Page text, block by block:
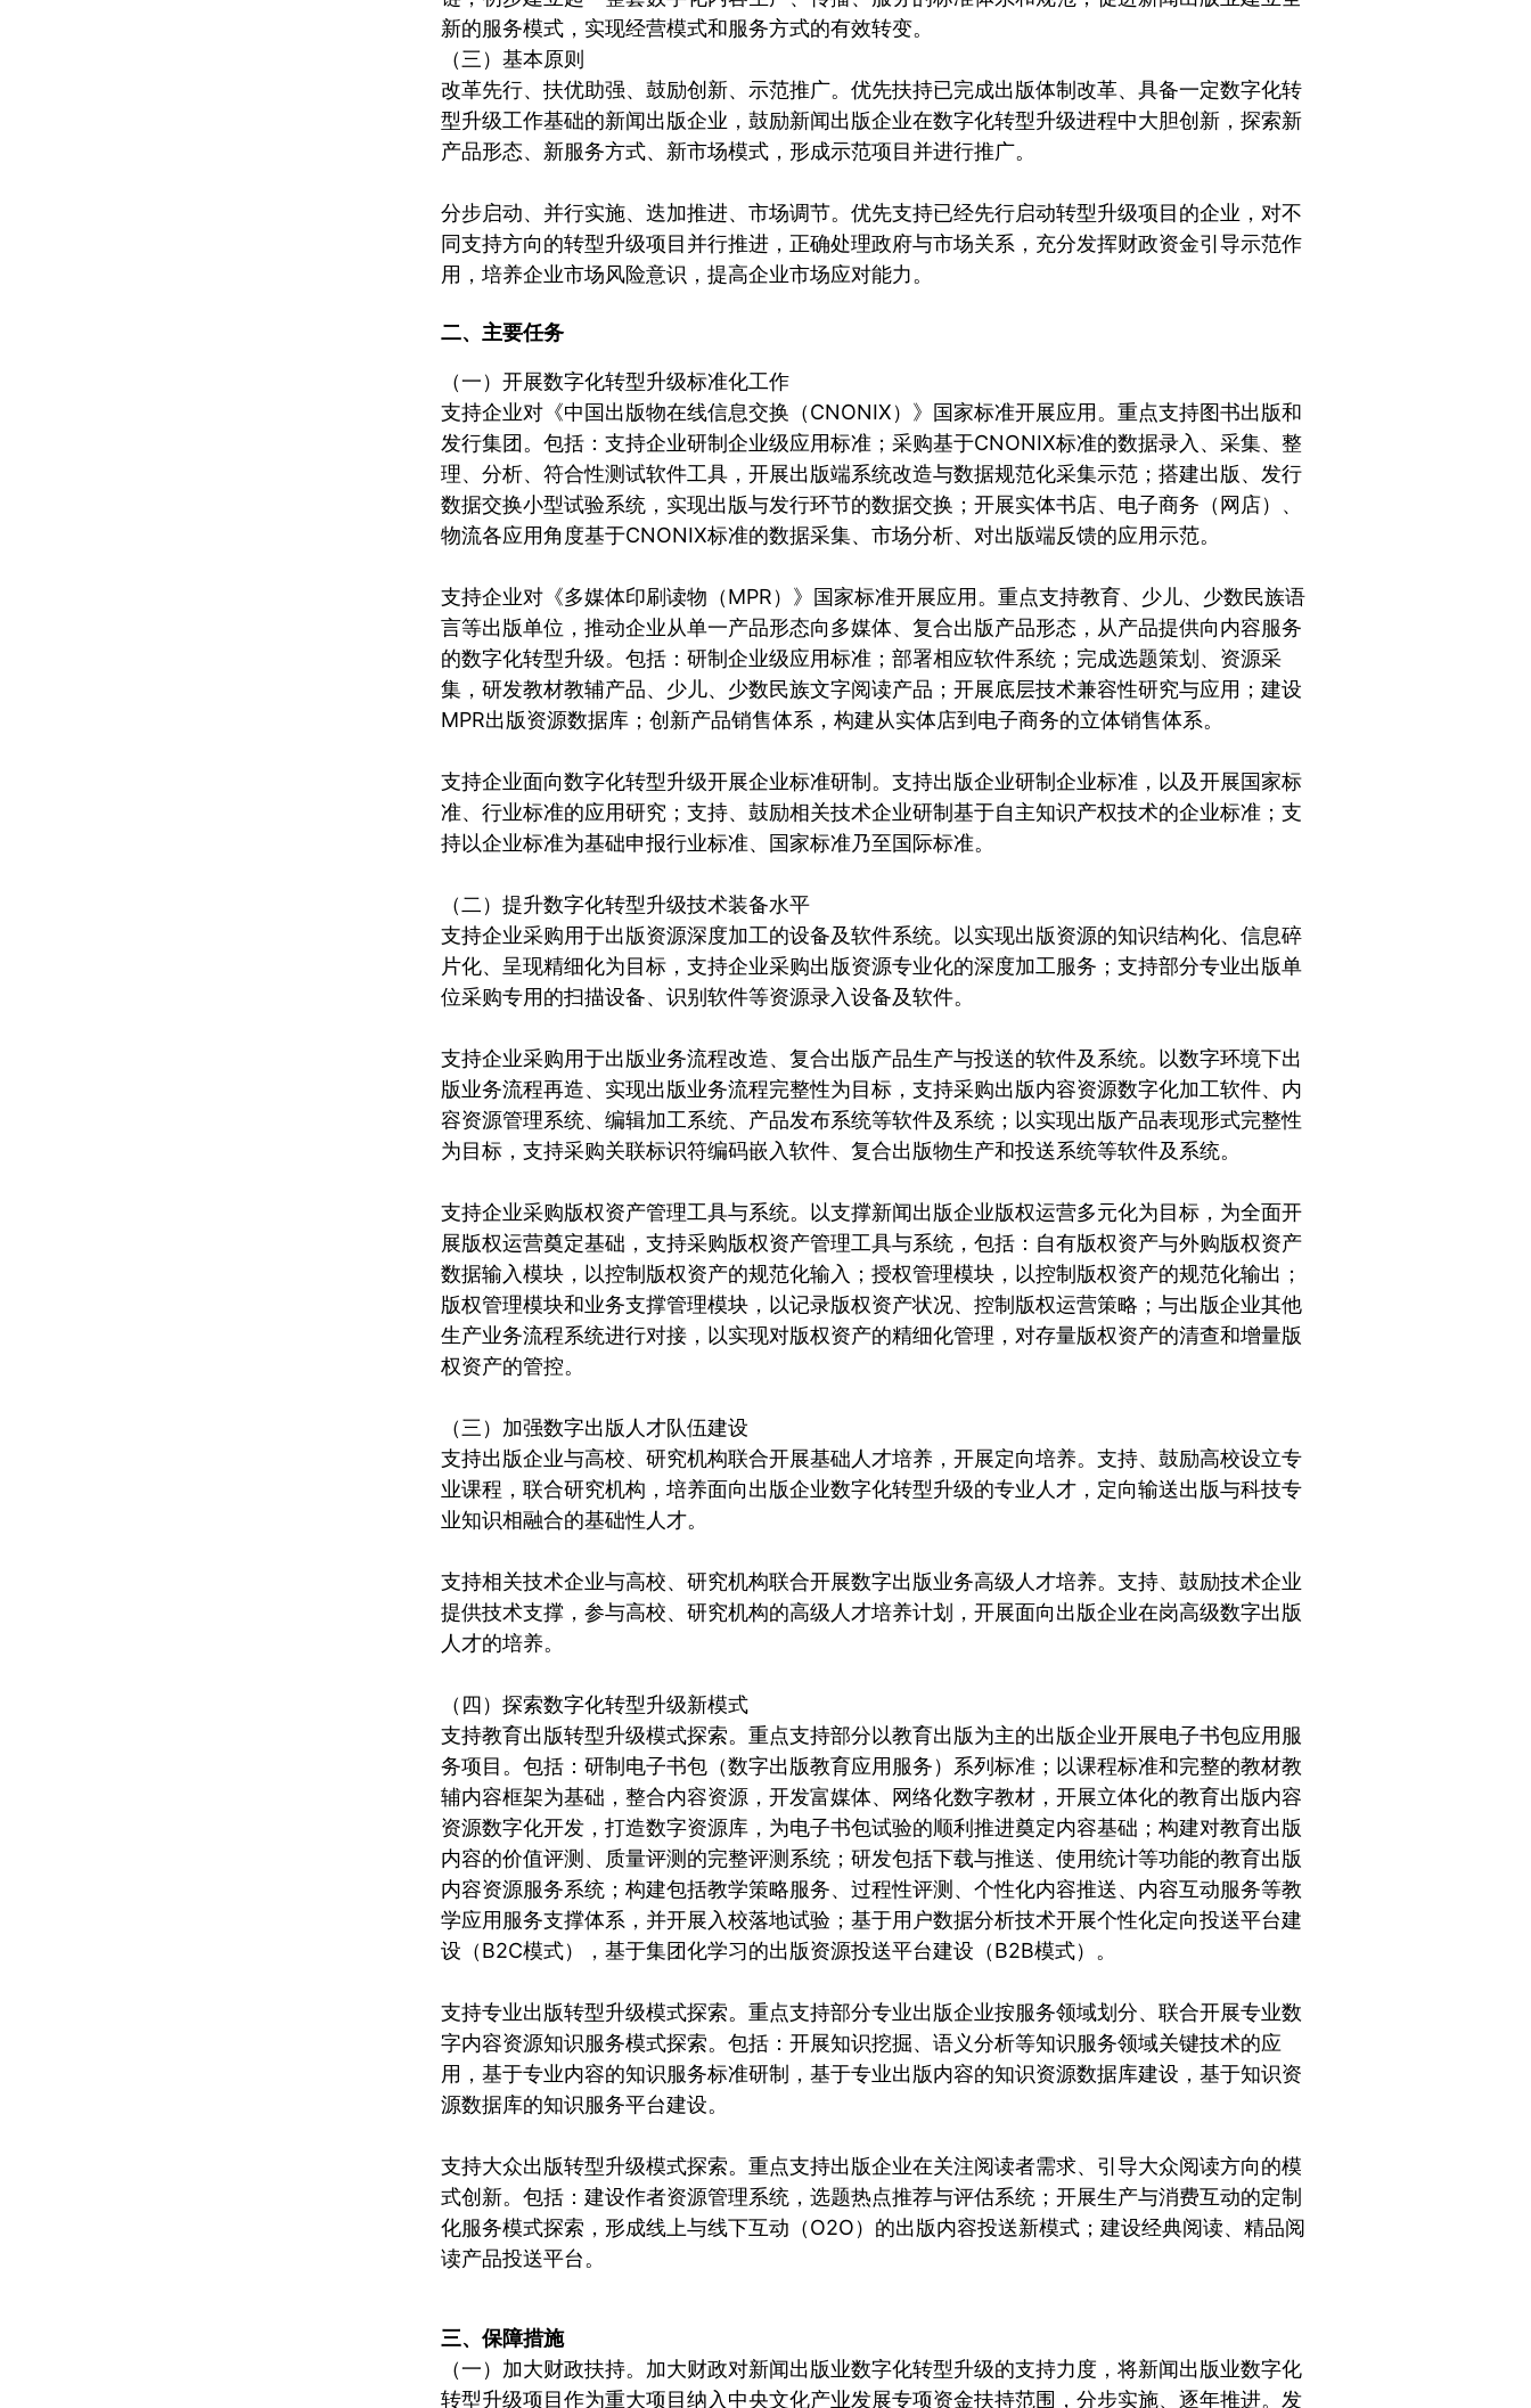
新的服务模式，实现经营模式和服务方式的有效转变。
（三）基本原则
改革先行、扶优助强、鼓励创新、示范推广。优先扶持已完成出版体制改革、具备一定数字化转
型升级工作基础的新闻出版企业，鼓励新闻出版企业在数字化转型升级进程中大胆创新，探索新
产品形态、新服务方式、新市场模式，形成示范项目并进行推广。
分步启动、并行实施、迭加推进、市场调节。优先支持已经先行启动转型升级项目的企业，对不
同支持方向的转型升级项目并行推进，正确处理政府与市场关系，充分发挥财政资金引导示范作
用，培养企业市场风险意识，提高企业市场应对能力。
二、主要任务
（一）开展数字化转型升级标准化工作
支持企业对《中国出版物在线信息交换（CNONIX）》国家标准开展应用。重点支持图书出版和
发行集团。包括：支持企业研制企业级应用标准；采购基于CNONIX标准的数据录入、采集、整
理、分析、符合性测试软件工具，开展出版端系统改造与数据规范化采集示范；搭建出版、发行
数据交换小型试验系统，实现出版与发行环节的数据交换；开展实体书店、电子商务（网店）、
物流各应用角度基于CNONIX标准的数据采集、市场分析、对出版端反馈的应用示范。
支持企业对《多媒体印刷读物（MPR）》国家标准开展应用。重点支持教育、少儿、少数民族语
言等出版单位，推动企业从单一产品形态向多媒体、复合出版产品形态，从产品提供向内容服务
的数字化转型升级。包括：研制企业级应用标准；部署相应软件系统；完成选题策划、资源采
集，研发教材教辅产品、少儿、少数民族文字阅读产品；开展底层技术兼容性研究与应用；建设
MPR出版资源数据库；创新产品销售体系，构建从实体店到电子商务的立体销售体系。
支持企业面向数字化转型升级开展企业标准研制。支持出版企业研制企业标准，以及开展国家标
准、行业标准的应用研究；支持、鼓励相关技术企业研制基于自主知识产权技术的企业标准；支
持以企业标准为基础申报行业标准、国家标准乃至国际标准。
（二）提升数字化转型升级技术装备水平
支持企业采购用于出版资源深度加工的设备及软件系统。以实现出版资源的知识结构化、信息碎
片化、呈现精细化为目标，支持企业采购出版资源专业化的深度加工服务；支持部分专业出版单
位采购专用的扫描设备、识别软件等资源录入设备及软件。
支持企业采购用于出版业务流程改造、复合出版产品生产与投送的软件及系统。以数字环境下出
版业务流程再造、实现出版业务流程完整性为目标，支持采购出版内容资源数字化加工软件、内
容资源管理系统、编辑加工系统、产品发布系统等软件及系统；以实现出版产品表现形式完整性
为目标，支持采购关联标识符编码嵌入软件、复合出版物生产和投送系统等软件及系统。
支持企业采购版权资产管理工具与系统。以支撑新闻出版企业版权运营多元化为目标，为全面开
展版权运营奠定基础，支持采购版权资产管理工具与系统，包括：自有版权资产与外购版权资产
数据输入模块，以控制版权资产的规范化输入；授权管理模块，以控制版权资产的规范化输出；
版权管理模块和业务支撑管理模块，以记录版权资产状况、控制版权运营策略；与出版企业其他
生产业务流程系统进行对接，以实现对版权资产的精细化管理，对存量版权资产的清查和增量版
权资产的管控。
（三）加强数字出版人才队伍建设
支持出版企业与高校、研究机构联合开展基础人才培养，开展定向培养。支持、鼓励高校设立专
业课程，联合研究机构，培养面向出版企业数字化转型升级的专业人才，定向输送出版与科技专
业知识相融合的基础性人才。
支持相关技术企业与高校、研究机构联合开展数字出版业务高级人才培养。支持、鼓励技术企业
提供技术支撑，参与高校、研究机构的高级人才培养计划，开展面向出版企业在岗高级数字出版
人才的培养。
（四）探索数字化转型升级新模式
支持教育出版转型升级模式探索。重点支持部分以教育出版为主的出版企业开展电子书包应用服
务项目。包括：研制电子书包（数字出版教育应用服务）系列标准；以课程标准和完整的教材教
辅内容框架为基础，整合内容资源，开发富媒体、网络化数字教材，开展立体化的教育出版内容
资源数字化开发，打造数字资源库，为电子书包试验的顺利推进奠定内容基础；构建对教育出版
内容的价值评测、质量评测的完整评测系统；研发包括下载与推送、使用统计等功能的教育出版
内容资源服务系统；构建包括教学策略服务、过程性评测、个性化内容推送、内容互动服务等教
学应用服务支撑体系，并开展入校落地试验；基于用户数据分析技术开展个性化定向投送平台建
设（B2C模式），基于集团化学习的出版资源投送平台建设（B2B模式）。
支持专业出版转型升级模式探索。重点支持部分专业出版企业按服务领域划分、联合开展专业数
字内容资源知识服务模式探索。包括：开展知识挖掘、语义分析等知识服务领域关键技术的应
用，基于专业内容的知识服务标准研制，基于专业出版内容的知识资源数据库建设，基于知识资
源数据库的知识服务平台建设。
支持大众出版转型升级模式探索。重点支持出版企业在关注阅读者需求、引导大众阅读方向的模
式创新。包括：建设作者资源管理系统，选题热点推荐与评估系统；开展生产与消费互动的定制
化服务模式探索，形成线上与线下互动（O2O）的出版内容投送新模式；建设经典阅读、精品阅
读产品投送平台。
三、保障措施
（一）加大财政扶持。加大财政对新闻出版业数字化转型升级的支持力度，将新闻出版业数字化
转型升级项目作为重大项目纳入中央文化产业发展专项资金扶持范围，分步实施、逐年推进。发